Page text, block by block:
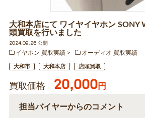
大和本店にて ワイヤイヤホン SONY
頭買取を行いました
2024.09.26 公開
イヤホン 買取実績
オーディオ 買取実績
大和市 大和本店 店頭買取
買取価格 20,000円
担当バイヤーからのコメント